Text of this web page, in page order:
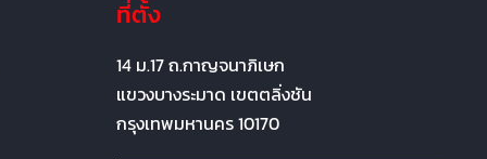
ที่ตั้ง
14 ม.17 ถ.กาญจนาภิเษก
แขวงบางระมาด เขตตลิ่งชัน
กรุงเทพมหานคร 10170